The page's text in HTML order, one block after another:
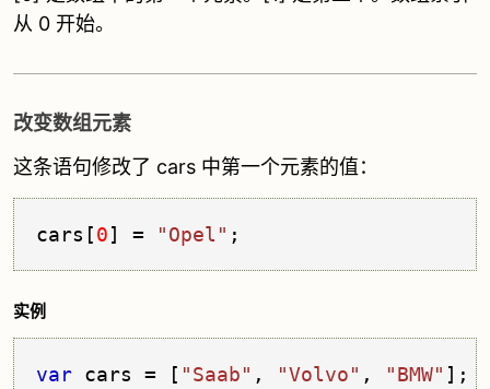
从 0 开始。
改变数组元素
这条语句修改了 cars 中第一个元素的值：
cars[0] = "Opel" ;
实例
var cars = [ "Saab" , "Volvo" , "BMW" ];